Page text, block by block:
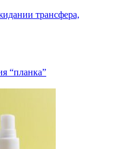
трансфера,
“планка”